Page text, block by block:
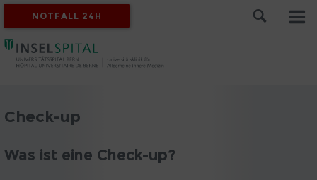
NOTFALL 24H
Check-up
Was ist eine Check-up?